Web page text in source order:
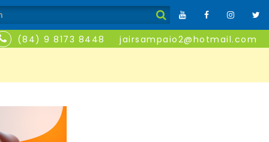
(84) 9 8173 8448 jairsampaio2@hotmail.com